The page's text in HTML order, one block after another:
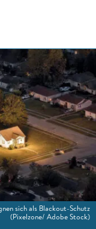
sich als Blackout-Schutz
(Pixelzone/ Adobe Stock)